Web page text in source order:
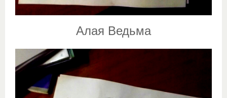
Алая Ведьма